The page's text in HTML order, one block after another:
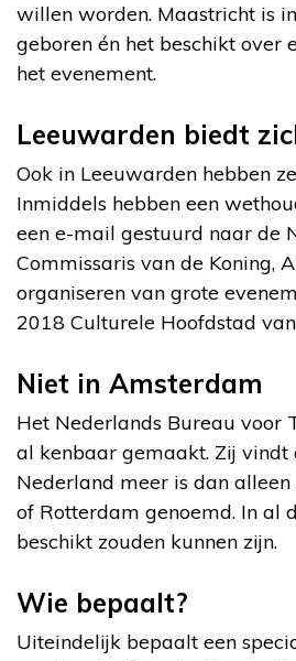
willen worden. Maastricht is
geboren én het beschikt over
het evenement.
Leeuwarden biedt
Ook in Leeuwarden hebben
Inmiddels hebben een
een e-mail gestuurd naar de
Commissaris van de Koning,
organiseren van grote
2018 Culturele Hoofdstad
Niet in Amsterdam
Het Nederlands Bureau voor
al kenbaar gemaakt. Zij vindt
Nederland meer is dan
of Rotterdam genoemd. In al
beschikt zouden kunnen zijn.
Wie bepaalt?
Uiteindelijk bepaalt een